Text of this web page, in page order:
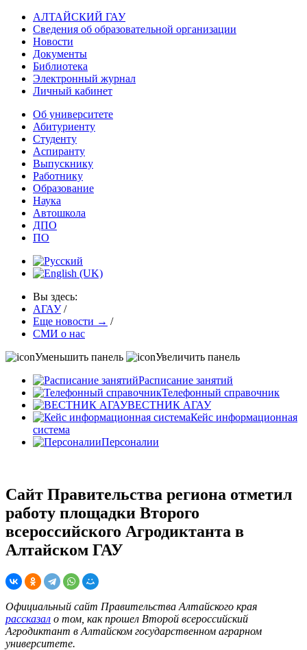
АЛТАЙСКИЙ ГАУ
Сведения об образовательной организации
Новости
Документы
Библиотека
Электронный журнал
Личный кабинет
Об университете
Абитуриенту
Студенту
Аспиранту
Выпускнику
Работнику
Образование
Наука
Автошкола
ДПО
ПО
Вы здесь:
АГАУ /
Еще новости → /
СМИ о нас
Уменьшить панель
Увеличить панель
Расписание занятий
Телефонный справочник
ВЕСТНИК АГАУ
Кейс информационная
система
Персоналии
Сайт Правительства региона отметил
работу площадки Второго
всероссийского Агродиктанта в
Алтайском ГАУ
Официальный сайт Правительства Алтайского края
рассказал о том, как прошел Второй всероссийский
Агродиктант в Алтайском государственном аграрном
университете.